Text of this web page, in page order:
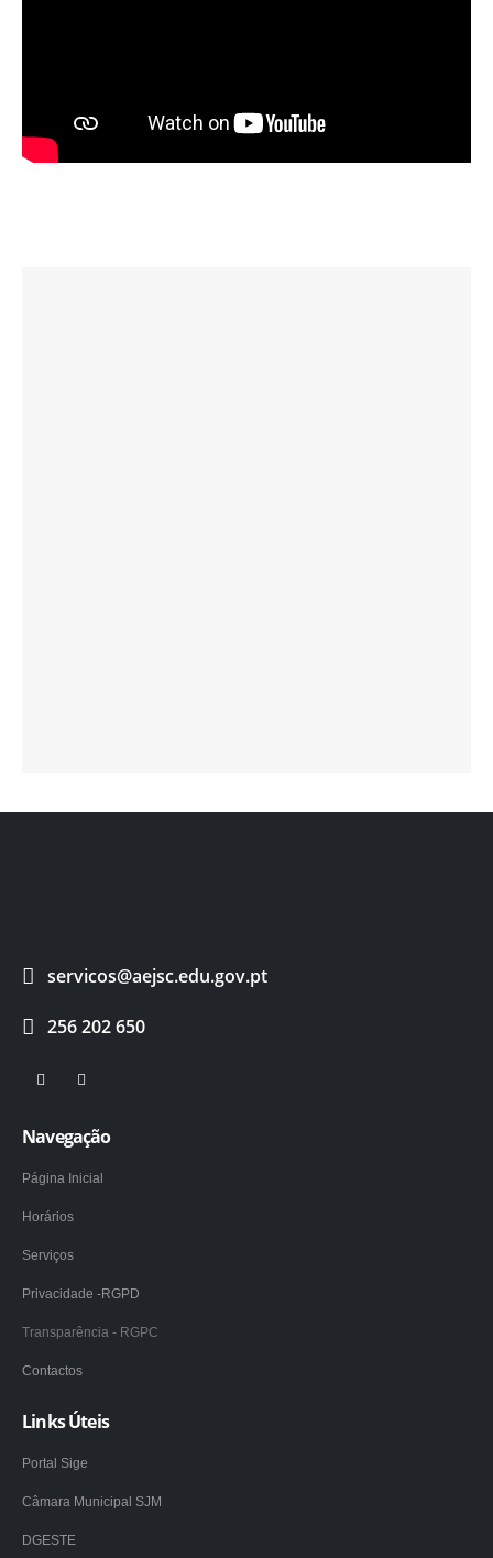
servicos@aejsc.edu.gov.pt
256 202 650
Navegação
Página Inicial
Horários
Serviços
Privacidade -RGPD
Transparência - RGPC
Contactos
Links Úteis
Portal Sige
Câmara Municipal SJM
DGESTE